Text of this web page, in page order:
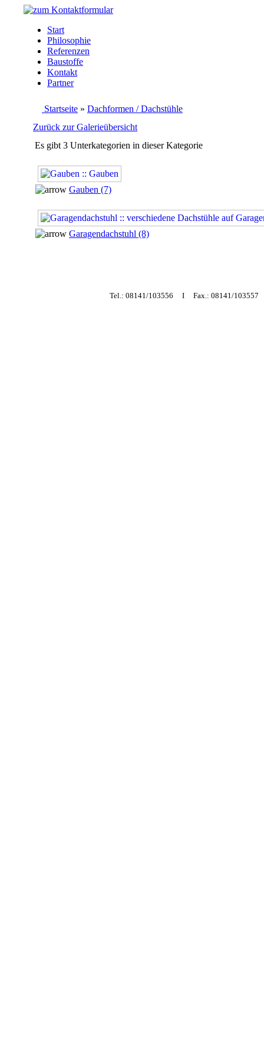
Start
Philosophie
Referenzen
Baustoffe
Kontakt
Partner
Startseite » Dachformen / Dachstühle
Zurück zur Galerieübersicht
Es gibt 3 Unterkategorien in dieser Kategorie
Gauben (7)
Garagendachstuhl (8)
Tel.: 08141/103556 I Fax.: 08141/